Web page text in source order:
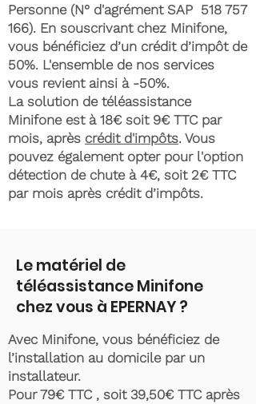
Personne (N° d'agrément SAP 518 757
166). En souscrivant chez Minifone,
vous bénéficiez d’un crédit d’impôt de
50%. L'ensemble de nos services
vous revient ainsi à -50%.
La solution de téléassistance
Minifone est à 18€ soit 9€ TTC par
mois, après crédit d'impôts. Vous
pouvez également opter pour l'option
détection de chute à 4€, soit 2€ TTC
par mois après crédit d’impôts.
Le matériel de
téléassistance Minifone
chez vous à EPERNAY ?
Avec Minifone, vous bénéficiez de
l’installation au domicile par un
installateur.
Pour 79€ TTC , soit 39,50€ TTC après